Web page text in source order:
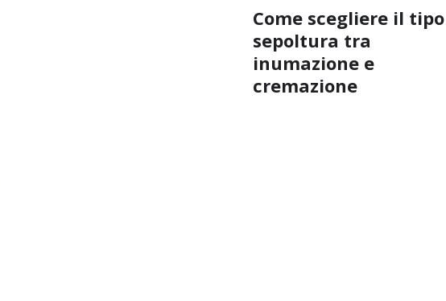
Come scegliere il
sepoltura tra
inumazione e
cremazione